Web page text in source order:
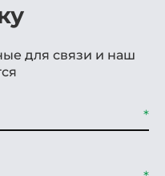
для связи и наш